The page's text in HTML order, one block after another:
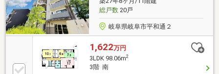
総戸数20戸
岐阜県岐阜市平和通２
1,622万円
3LDK 98.06m2
3階 南